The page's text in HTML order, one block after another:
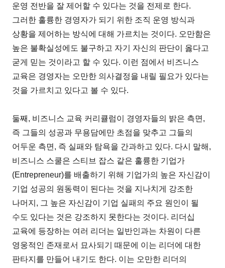
운영 전반을 잘 제어할 수 있다는 것을 전제로 한다.
그러한 훌륭한 경영자가 되기 위한 조직 운영 방식과
상황을 제어하는 방식에 대해 가르치는 것이다. 오만함은
높은 불확실성에도 불구하고 자기 자신의 판단이 옳다고
굳게 믿는 것이라고 할 수 있다. 이런 점에서 비즈니스
교육은 경영자는 오만한 의사결정을 내릴 필요가 있다는
것을 가르치고 있다고 볼 수 있다.
둘째, 비즈니스 교육 커리큘럼이 경영자들의 밝은 측면,
즉 그들의 성공과 무용담에만 초점을 맞추고 그들의
어두운 측면, 즉 실패와 탐욕을 간과하고 있다. 다시 말해,
비즈니스 스쿨은 스티브 잡스 같은 훌륭한 기업가
(Entrepreneur)를 배출하기 위해 기업가의 높은 자신감이
기업 성공의 원동력이 된다는 것을 지나치게 강조한
나머지, 그 높은 자신감이 기업 실패의 주요 원인이 될
수도 있다는 것은 강조하지 못한다는 것이다. 리더십
교육에 등장하는 여러 리더는 일반인과는 차원이 다른
영웅적인 존재로서 묘사되기 때문에 이는 리더에 대한
판타지를 만들어 내기도 한다. 이는 오만한 리더의